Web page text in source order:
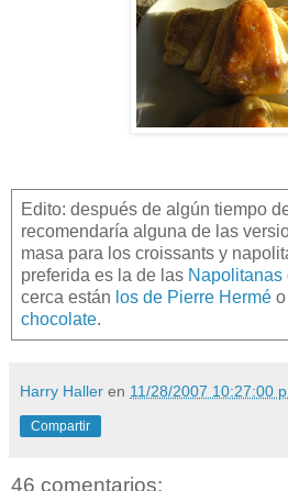
Edito: después de algún tiempo
recomendaría alguna de las
masa para los croissants y
preferida es la de las Napolitanas
cerca están los de Pierre Hermé
chocolate.
Harry Haller en 11/28/2007 10:27:00
Compartir
46 comentarios: